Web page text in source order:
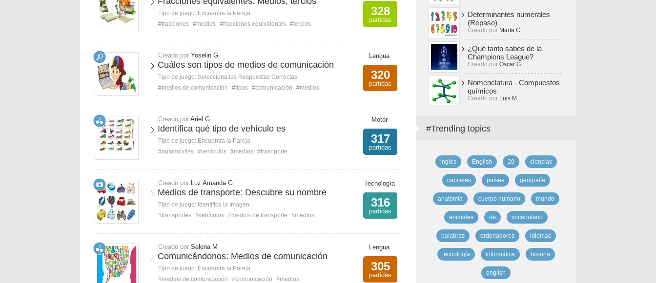
Tipo de juego: Encuentra la Pareja
#fracciones #medios #fracciones equivalentes #tercios
328
partidas
Creado por Yoselin G
Cuáles son tipos de medios de comunicación
Tipo de juego: Selecciona las Respuestas Correctas
#medios de comunicación
#tipos #comunicación #medios
Lengua
320
partidas
Creado por Ariel G
Identifica qué tipo de vehículo es
Tipo de juego: Encuentra la Pareja
#automóviles #vehículos #medios #trasnporte
Motor
317
partidas
Creado por Luz Amanda G
Medios de transporte: Descubre su nombre
Tipo de juego: Identifica la Imagen
#transportes #vehículos #medios de transporte #medios
Tecnología
316
partidas
Creado por Selena M
Comunicándonos: Medios de comunicación
Tipo de juego: Encuentra la Pareja
#medios de comunicación
#comunicación #medios
Lengua
305
partidas
Determinantes numerales
(Repaso)
Creado por Marta C
¿Qué tanto sabes de la
Champions League?
Creado por Oscar G
Nomenclatura - Compuestos
químicos
Creado por Luis M
#Trending topics
inglés English 20 ciencias
capitales países geografía
anatomía cuerpo humano mundo
animales de vocabulario
palabras ordenadores idiomas
tecnología informática historia
english